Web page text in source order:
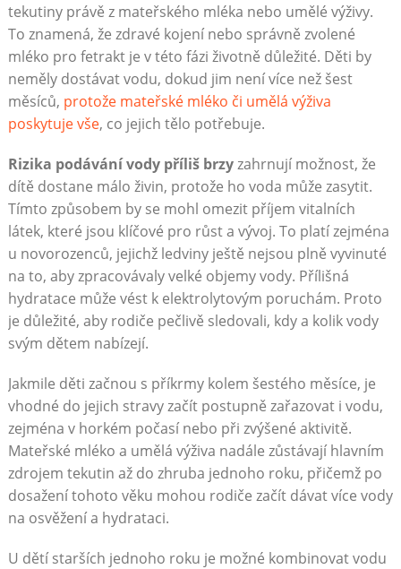
tekutiny právě z mateřského mléka nebo umělé výživy.
To znamená, že zdravé kojení nebo správně zvolené
mléko pro fetrakt je v této fázi životně důležité. Děti by
neměly dostávat vodu, dokud jim není více než šest
měsíců, protože mateřské mléko či umělá výživa
poskytuje vše, co jejich tělo potřebuje.
Rizika podávání vody příliš brzyzahrnují možnost, že
dítě dostane málo živin, protože ho voda může zasytit.
Tímto způsobem by se mohl omezit příjem vitalních
látek, které jsou klíčové pro růst a vývoj. To platí zejména
u novorozenců, jejichž ledviny ještě nejsou plně vyvinuté
na to, aby zpracovávaly velké objemy vody. Přílišná
hydratace může vést k elektrolytovým poruchám. Proto
je důležité, aby rodiče pečlivě sledovali, kdy a kolik vody
svým dětem nabízejí.
Jakmile děti začnou s příkrmy kolem šestého měsíce, je
vhodné do jejich stravy začít postupně zařazovat i vodu,
zejména v horkém počasí nebo při zvýšené aktivitě.
Mateřské mléko a umělá výživa nadále zůstávají hlavním
zdrojem tekutin až do zhruba jednoho roku, přičemž po
dosažení tohoto věku mohou rodiče začít dávat více vody
na osvěžení a hydrataci.
U dětí starších jednoho roku je možné kombinovat vodu